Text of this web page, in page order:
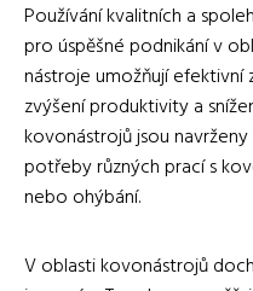
Používání kvalitních a
pro úspěšné podnikání v
nástroje umožňují
zvýšení produktivity a
kovonástrojů jsou
potřeby různých prací s
nebo ohýbání.
V oblasti kovonástrojů